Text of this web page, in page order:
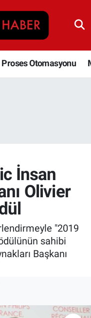
Proses Otomasyonu
İnsan
Olivier
"2019
sahibi
Başkanı